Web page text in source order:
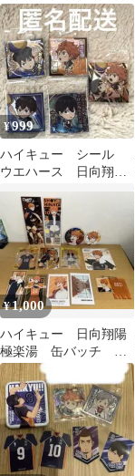
ュア 日向翔陽 影山飛雄
¥999
ハイキュー シール
ウエハース 日向翔
陽 影山飛雄 狐爪研
磨 排球レア極
¥1,000
ハイキュー 日向翔陽
極楽湯 缶バッチ カ
ードセット